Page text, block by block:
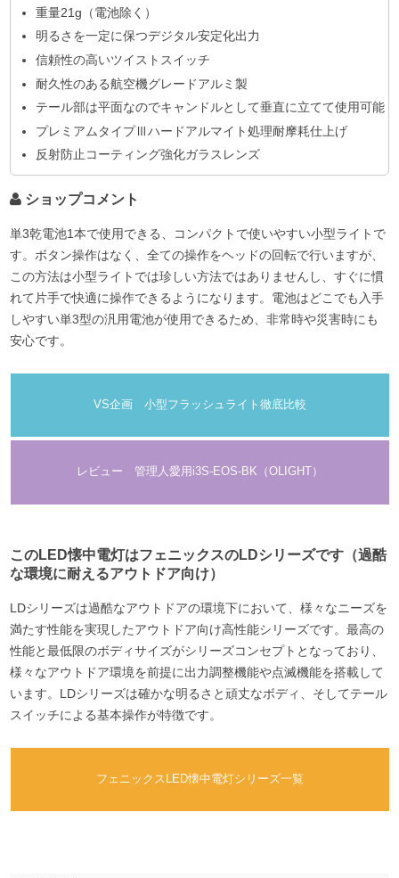
重量21g（電池除く）
明るさを一定に保つデジタル安定化出力
信頼性の高いツイストスイッチ
耐久性のある航空機グレードアルミ製
テール部は平面なのでキャンドルとして垂直に立てて使用可能
プレミアムタイプⅢハードアルマイト処理耐摩耗仕上げ
反射防止コーティング強化ガラスレンズ
ショップコメント
単3乾電池1本で使用できる、コンパクトで使いやすい小型ライトで
す。ボタン操作はなく、全ての操作をヘッドの回転で行いますが、
この方法は小型ライトでは珍しい方法ではありませんし、すぐに慣
れて片手で快適に操作できるようになります。電池はどこでも入手
しやすい単3型の汎用電池が使用できるため、非常時や災害時にも
安心です。
VS企画 小型フラッシュライト徹底比較
レビュー 管理人愛用i3S-EOS-BK（OLIGHT）
このLED懐中電灯はフェニックスのLDシリーズです（過酷
な環境に耐えるアウトドア向け）
LDシリーズは過酷なアウトドアの環境下において、様々なニーズを
満たす性能を実現したアウトドア向け高性能シリーズです。最高の
性能と最低限のボディサイズがシリーズコンセプトとなっており、
様々なアウトドア環境を前提に出力調整機能や点滅機能を搭載して
います。LDシリーズは確かな明るさと頑丈なボディ、そしてテール
スイッチによる基本操作が特徴です。
フェニックスLED懐中電灯シリーズ一覧